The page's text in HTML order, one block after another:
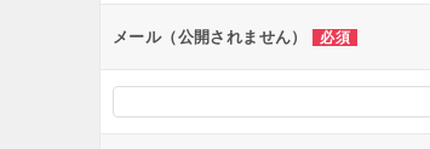
ン
メール（公開されません） 必須